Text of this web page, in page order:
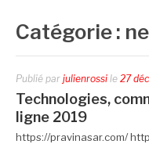
Catégorie :
Publié par julienrossi le 27
Technologies,
ligne 2019
https://pravinasar.com/